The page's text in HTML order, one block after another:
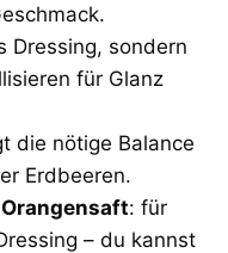
Dressing, sondern
für Glanz
die nötige Balance
Erdbeeren.
: für
– du kannst